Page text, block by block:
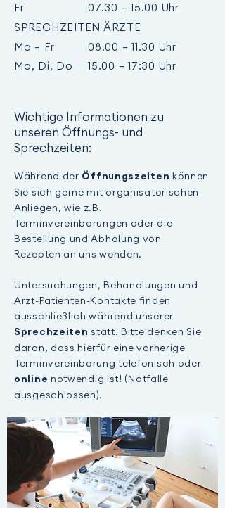
Fr
07.30 – 15.00 Uhr
SPRECHZEITEN ÄRZTE
Mo – Fr
08.00 – 11.30 Uhr
Mo, Di, Do
15.00 – 17:30 Uhr
Wichtige Informationen zu
unseren Öffnungs- und
Sprechzeiten:
Während der Öffnungszeiten können
Sie sich gerne mit organisatorischen
Anliegen, wie z.B.
Terminvereinbarungen oder die
Bestellung und Abholung von
Rezepten an uns wenden.
Untersuchungen, Behandlungen und
Arzt-Patienten-Kontakte finden
ausschließlich während unserer
Sprechzeiten statt. Bitte denken Sie
daran, dass hierfür eine vorherige
Terminvereinbarung telefonisch oder
online notwendig ist! (Notfälle
ausgeschlossen).